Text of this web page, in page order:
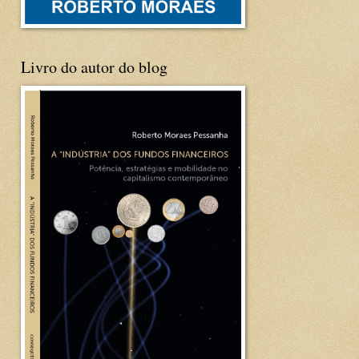
Livro do autor do blog